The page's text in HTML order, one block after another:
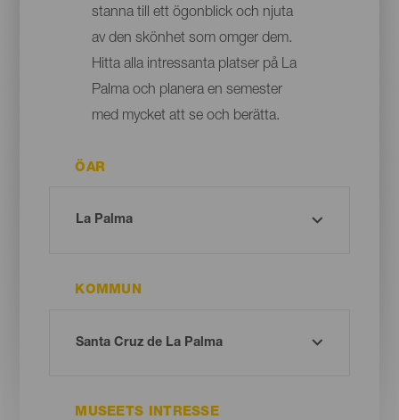
stanna till ett ögonblick och njuta
av den skönhet som omger dem.
Hitta alla intressanta platser på La
Palma och planera en semester
med mycket att se och berätta.
ÖAR
KOMMUN
MUSEETS INTRESSE